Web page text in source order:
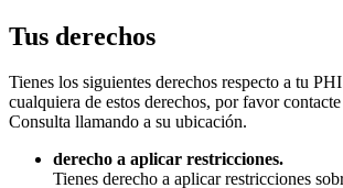
Tus derechos
Tienes los siguientes derechos respecto a tu
cualquiera de estos derechos, por favor
Consulta llamando a su ubicación.
derecho a aplicar restricciones.
Tienes derecho a aplicar restricciones